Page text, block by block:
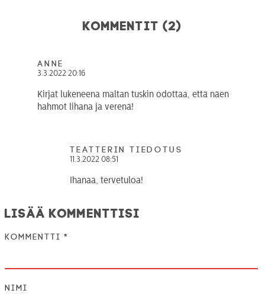
Tiedotteet—
Kommentit (2)
Anne
3.3.2022 20:16
Kirjat lukeneena maltan tuskin odottaa, että näen
hahmot lihana ja verenä!
teatterin tiedotus
11.3.2022 08:51
Ihanaa, tervetuloa!
Lisää kommenttisi
Kommentti *
Nimi